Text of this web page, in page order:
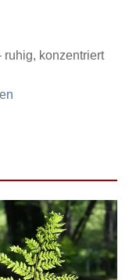
ruhig, konzentriert